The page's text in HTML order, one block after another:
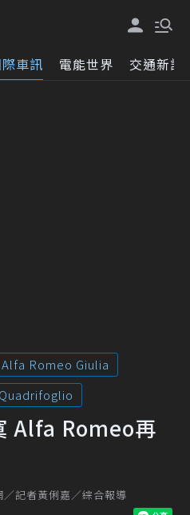
車訊 電能世界 交通新訊
Alfa Romeo Giulia
Quadrifoglio
Alfa Romeo再
／記者黃俐嘉／綜合報導